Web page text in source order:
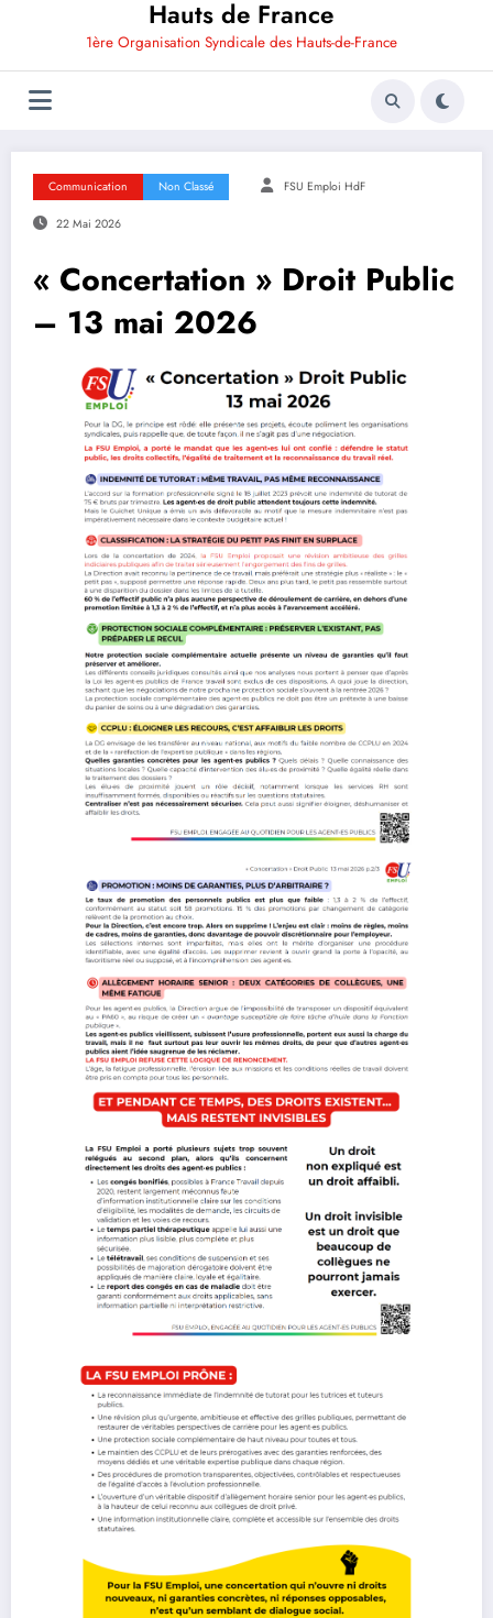
Hauts de France
1ère Organisation Syndicale des Hauts-de-France
Communication Non Classé FSU Emploi HdF
22 Mai 2026
« Concertation » Droit Public
– 13 mai 2026